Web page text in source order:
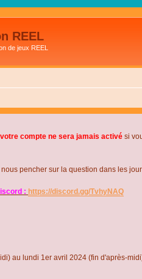
REEL
de jeux REEL
votre compte ne sera jamais activé si
pencher sur la question dans les
: https://discord.gg/TvhyNAQ
au lundi 1er avril 2024 (fin d'après-